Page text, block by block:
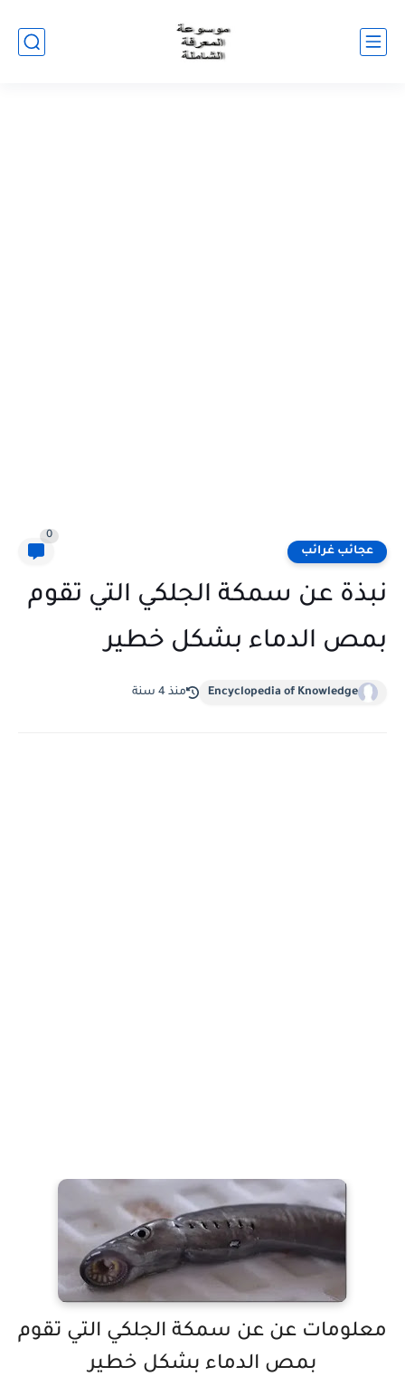
عجائب غرائب
0
نبذة عن سمكة الجلكي التي تقوم
بمص الدماء بشكل خطير
Encyclopedia of Knowledge منذ 4 سنة
معلومات عن عن سمكة الجلكي التي تقوم
بمص الدماء بشكل خطير